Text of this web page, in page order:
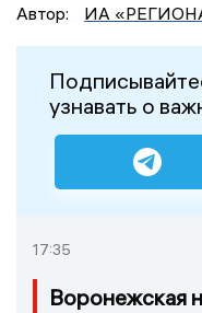
Автор:
ИА
узнавать о
17:35
Воронежская